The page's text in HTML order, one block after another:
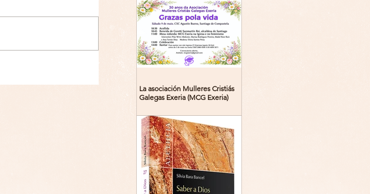
La asociación Mulleres Cristiás
Galegas Exeria (MCG Exeria)